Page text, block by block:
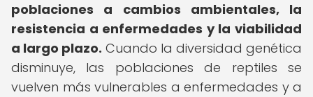
poblaciones a cambios ambientales, la
resistencia a enfermedades y la viabilidad
a largo plazo. Cuando la diversidad genética
disminuye, las poblaciones de reptiles se
vuelven más vulnerables a enfermedades y a